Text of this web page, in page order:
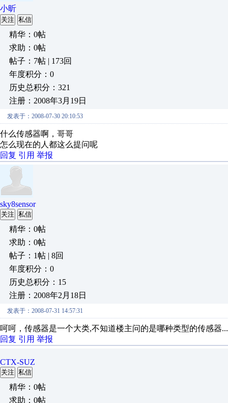
小昕
关注 私信
精华：0帖
求助：0帖
帖子：7帖 | 173回
年度积分：0
历史总积分：321
注册：2008年3月19日
发表于：2008-07-30 20:10:53
什么传感器啊，哥哥
怎么现在的人都这么提问呢
回复 引用 举报
sky8sensor
关注 私信
精华：0帖
求助：0帖
帖子：1帖 | 8回
年度积分：0
历史总积分：15
注册：2008年2月18日
发表于：2008-07-31 14:57:31
呵呵，传感器是一个大类,不知道楼主问的是哪种类型的传感器
回复 引用 举报
CTX-SUZ
关注 私信
精华：0帖
求助：0帖